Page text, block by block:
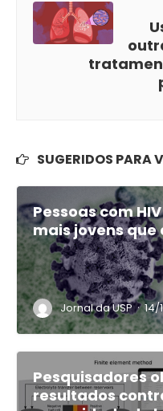
SUGERIDOS PARA
Pessoas com
mais jovens
Jornal da USP · 14/
Pesquisadores
resultados